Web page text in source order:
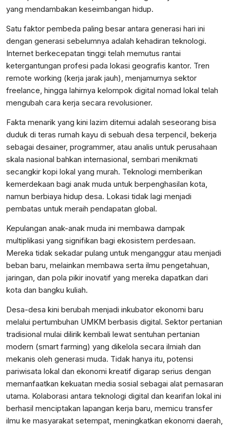
yang mendambakan keseimbangan hidup.
Satu faktor pembeda paling besar antara generasi hari ini
dengan generasi sebelumnya adalah kehadiran teknologi.
Internet berkecepatan tinggi telah memutus rantai
ketergantungan profesi pada lokasi geografis kantor. Tren
remote working (kerja jarak jauh), menjamurnya sektor
freelance, hingga lahirnya kelompok digital nomad lokal telah
mengubah cara kerja secara revolusioner.
Fakta menarik yang kini lazim ditemui adalah seseorang bisa
duduk di teras rumah kayu di sebuah desa terpencil, bekerja
sebagai desainer, programmer, atau analis untuk perusahaan
skala nasional bahkan internasional, sembari menikmati
secangkir kopi lokal yang murah. Teknologi memberikan
kemerdekaan bagi anak muda untuk berpenghasilan kota,
namun berbiaya hidup desa. Lokasi tidak lagi menjadi
pembatas untuk meraih pendapatan global.
Kepulangan anak-anak muda ini membawa dampak
multiplikasi yang signifikan bagi ekosistem perdesaan.
Mereka tidak sekadar pulang untuk menganggur atau menjadi
beban baru, melainkan membawa serta ilmu pengetahuan,
jaringan, dan pola pikir inovatif yang mereka dapatkan dari
kota dan bangku kuliah.
Desa-desa kini berubah menjadi inkubator ekonomi baru
melalui pertumbuhan UMKM berbasis digital. Sektor pertanian
tradisional mulai dilirik kembali lewat sentuhan pertanian
modern (smart farming) yang dikelola secara ilmiah dan
mekanis oleh generasi muda. Tidak hanya itu, potensi
pariwisata lokal dan ekonomi kreatif digarap serius dengan
memanfaatkan kekuatan media sosial sebagai alat pemasaran
utama. Kolaborasi antara teknologi digital dan kearifan lokal ini
berhasil menciptakan lapangan kerja baru, memicu transfer
ilmu ke masyarakat setempat, meningkatkan ekonomi daerah,